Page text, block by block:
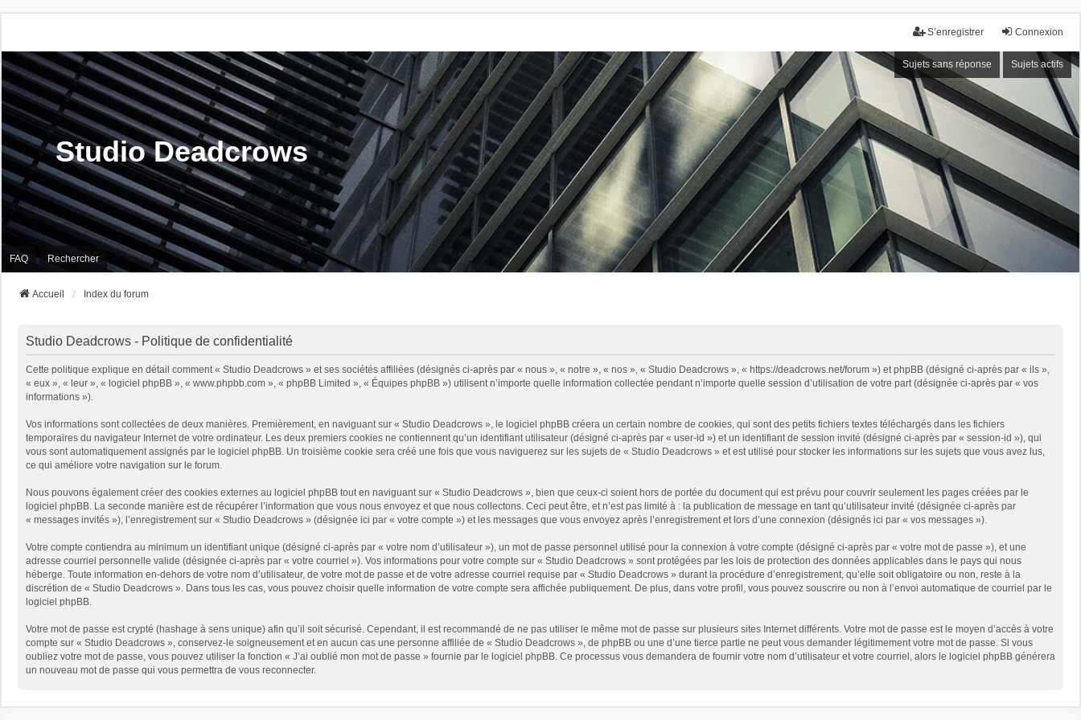
Connexion
S’enregistrer
Sujets sans réponse Sujets actifs
Studio Deadcrows
FAQ Rechercher
Accueil Index du forum
Studio Deadcrows - Politique de confidentialité
Cette politique explique en détail comment « Studio Deadcrows » et ses sociétés affiliées (désignés ci-après par « nous », « notre », « nos », « Studio Deadcrows », « https://deadcrows.net/forum ») et phpBB (désigné ci-après par « ils »,
« eux », « leur », « logiciel phpBB », « www.phpbb.com », « phpBB Limited », « Équipes phpBB ») utilisent n’importe quelle information collectée pendant n’importe quelle session d’utilisation de votre part (désignée ci-après par « vos
informations »).
Vos informations sont collectées de deux manières. Premièrement, en naviguant sur « Studio Deadcrows », le logiciel phpBB créera un certain nombre de cookies, qui sont des petits fichiers textes téléchargés dans les fichiers
temporaires du navigateur Internet de votre ordinateur. Les deux premiers cookies ne contiennent qu’un identifiant utilisateur (désigné ci-après par « user-id ») et un identifiant de session invité (désigné ci-après par « session-id »), qui
vous sont automatiquement assignés par le logiciel phpBB. Un troisième cookie sera créé une fois que vous naviguerez sur les sujets de « Studio Deadcrows » et est utilisé pour stocker les informations sur les sujets que vous avez lus,
ce qui améliore votre navigation sur le forum.
Nous pouvons également créer des cookies externes au logiciel phpBB tout en naviguant sur « Studio Deadcrows », bien que ceux-ci soient hors de portée du document qui est prévu pour couvrir seulement les pages créées par le
logiciel phpBB. La seconde manière est de récupérer l’information que vous nous envoyez et que nous collectons. Ceci peut être, et n’est pas limité à : la publication de message en tant qu’utilisateur invité (désignée ci-après par
« messages invités »), l’enregistrement sur « Studio Deadcrows » (désignée ici par « votre compte ») et les messages que vous envoyez après l’enregistrement et lors d’une connexion (désignés ici par « vos messages »).
Votre compte contiendra au minimum un identifiant unique (désigné ci-après par « votre nom d’utilisateur »), un mot de passe personnel utilisé pour la connexion à votre compte (désigné ci-après par « votre mot de passe »), et une
adresse courriel personnelle valide (désignée ci-après par « votre courriel »). Vos informations pour votre compte sur « Studio Deadcrows » sont protégées par les lois de protection des données applicables dans le pays qui nous
héberge. Toute information en-dehors de votre nom d’utilisateur, de votre mot de passe et de votre adresse courriel requise par « Studio Deadcrows » durant la procédure d’enregistrement, qu’elle soit obligatoire ou non, reste à la
discrétion de « Studio Deadcrows ». Dans tous les cas, vous pouvez choisir quelle information de votre compte sera affichée publiquement. De plus, dans votre profil, vous pouvez souscrire ou non à l’envoi automatique de courriel par le
logiciel phpBB.
Votre mot de passe est crypté (hashage à sens unique) afin qu’il soit sécurisé. Cependant, il est recommandé de ne pas utiliser le même mot de passe sur plusieurs sites Internet différents. Votre mot de passe est le moyen d’accès à votre
compte sur « Studio Deadcrows », conservez-le soigneusement et en aucun cas une personne affiliée de « Studio Deadcrows », de phpBB ou une d’une tierce partie ne peut vous demander légitimement votre mot de passe. Si vous
oubliez votre mot de passe, vous pouvez utiliser la fonction « J’ai oublié mon mot de passe » fournie par le logiciel phpBB. Ce processus vous demandera de fournir votre nom d’utilisateur et votre courriel, alors le logiciel phpBB générera
un nouveau mot de passe qui vous permettra de vous reconnecter.